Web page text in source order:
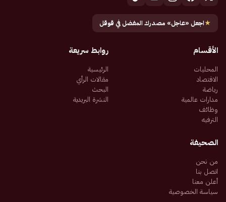
★اجعل «عاجل» مصدرك المفضل في قوقل
الأقسام
المحليات
الاقتصاد
رياضة
مدارات عالمية
وظائف
الترفيه
روابط سريعة
الرئيسية
مقالات الرأي
البحث
النشرة البريدية
الصحيفة
من نحن
اتصل بنا
أعلن معنا
سياسة الخصوصية